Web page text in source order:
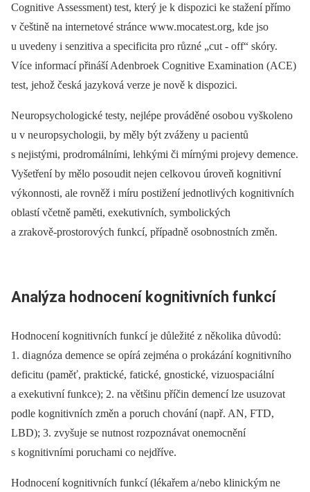
Cognitive Assessment) test, který je k dispozici ke stažení přímo
v češtině na internetové stránce www.mocatest.org, kde jso
u uvedeny i senzitiva a specificita pro různé „cut -⁠ off“ skóry.
Více informací přináší Adenbroek Cognitive Examinati on (ACE)
test, jehož česká jazyková verze je nově k dispozici.
Ne uropsychologické testy, nejlépe prováděné osobo u vyškoleno
u v ne uropsychologii, by měly být zváženy u paci entů
s nejistými, prodromálními, lehkými či mírnými projevy demence.
Vyšetření by mělo poso udit nejen celkovo u úroveň kognitivní
výkonnosti, ale rovněž i míru postižení jednotlivých kognitivních
oblastí včetně paměti, exekutivních, symbolických
a zrakově‑prostorových funkcí, případně osobnostních změn.
Analýza hodnocení kognitivních funkcí
Hodnocení kognitivních funkcí je dů­ležité z několika důvodů:
1. di agnóza demence se opírá zejména o prokázání kognitivního
deficitu (paměť, praktické, fatické, gnostické, vizuospaci ální
a exekutivní funkce); 2. na většinu příčin demencí lze usuzovat
podle kognitivních změn a poruch chování (např. AN, FTD,
LBD); 3. zvyšuje se nutnost rozpoznávat onemocnění
s kognitivními poruchami co nejdříve.
Hodnocení kognitivních funkcí (lékařem a/ nebo klinickým ne